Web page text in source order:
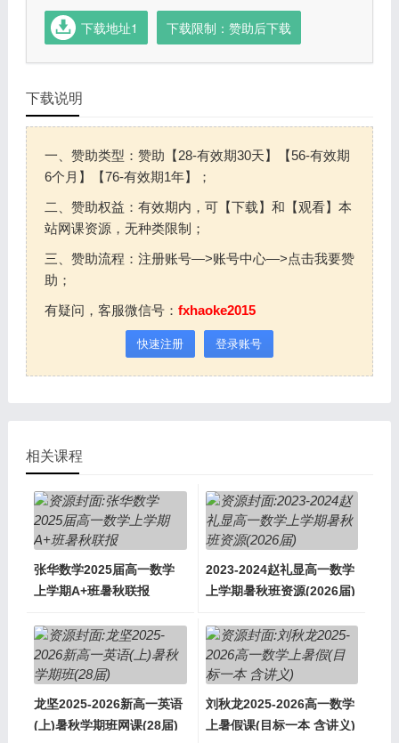
下载地址1 下载限制：赞助后下载
下载说明
一、赞助类型：赞助【28-有效期30天】【56-有效期
6个月】【76-有效期1年】；
二、赞助权益：有效期内，可【下载】和【观看】本
站网课资源，无种类限制；
三、赞助流程：注册账号—>账号中心—>点击我要赞
助；
有疑问，客服微信号： fxhaoke2015
快速注册 登录账号
相关课程
张华数学2025届高一数学
上学期A+班暑秋联报
2023-2024赵礼显高一数学
上学期暑秋班资源(2026届)
龙坚2025-2026新高一英语
(上)暑秋学期班网课(28届)
刘秋龙2025-2026高一数学
上暑假课(目标一本 含讲义)